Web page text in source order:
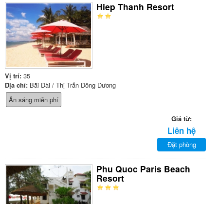
Hiep Thanh Resort
Vị trí: 35
Địa chỉ: Bãi Dài / Thị Trấn Đông Dương
Ăn sáng miễn phí
Giá từ:
Liên hệ
Đặt phòng
Phu Quoc Paris Beach
Resort